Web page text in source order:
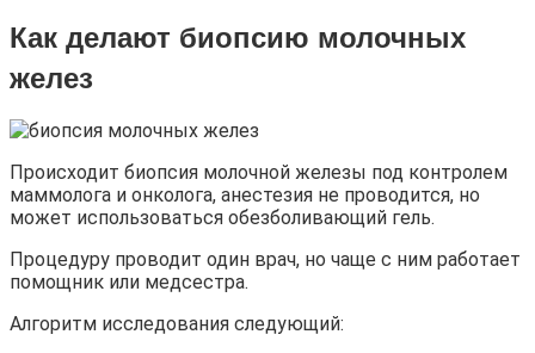
Как делают биопсию молочных
желез
Происходит биопсия молочной железы под контролем
маммолога и онколога, анестезия не проводится, но
может использоваться обезболивающий гель.
Процедуру проводит один врач, но чаще с ним работает
помощник или медсестра.
Алгоритм исследования следующий: